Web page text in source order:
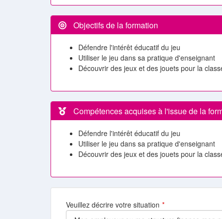
Objectifs de la formation
Défendre l'intérêt éducatif du jeu
Utiliser le jeu dans sa pratique d'enseignant
Découvrir des jeux et des jouets pour la
Compétences acquises à l'issue de la
Défendre l'intérêt éducatif du jeu
Utiliser le jeu dans sa pratique d'enseignant
Découvrir des jeux et des jouets pour la
Veuillez décrire votre situation